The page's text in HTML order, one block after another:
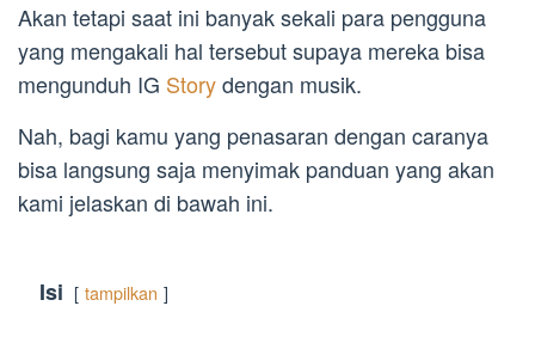
Akan tetapi saat ini banyak sekali para pengguna
yang mengakali hal tersebut supaya mereka bisa
mengunduh IG Storydengan musik.
Nah, bagi kamu yang penasaran dengan caranya
bisa langsung saja menyimak panduan yang akan
kami jelaskan di bawah ini.
Isi tampilkan